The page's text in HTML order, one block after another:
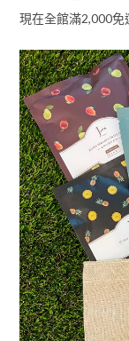
現在全館滿2,000